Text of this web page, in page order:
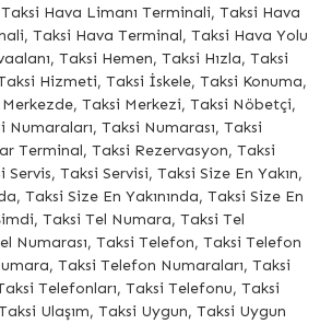
Hava Limanı Terminali, Taksi Hava
Taksi Hava Terminal, Taksi Hava Yolu
Taksi Hemen, Taksi Hızla, Taksi
Taksi Hizmeti, Taksi İskele, Taksi Konuma,
Taksi Merkezi, Taksi Nöbetçi,
Taksi Numarası, Taksi
Terminal, Taksi Rezervasyon, Taksi
Taksi Servisi, Taksi Size En Yakın,
Taksi Size En Yakınında, Taksi Size En
Taksi Tel Numara, Taksi Tel
Numarası, Taksi Telefon, Taksi Telefon
Taksi Telefon Numaraları, Taksi
Telefonları, Taksi Telefonu, Taksi
Ulaşım, Taksi Uygun, Taksi Uygun